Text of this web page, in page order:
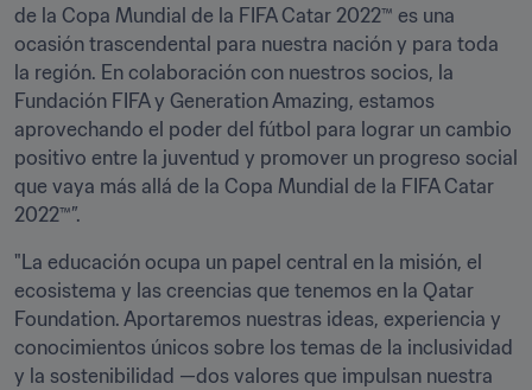
de la Copa Mundial de la FIFA Catar 2022™ es una
ocasión trascendental para nuestra nación y para toda
la región. En colaboración con nuestros socios, la
Fundación FIFA y Generation Amazing, estamos
aprovechando el poder del fútbol para lograr un cambio
positivo entre la juventud y promover un progreso social
que vaya más allá de la Copa Mundial de la FIFA Catar
2022™”.
"La educación ocupa un papel central en la misión, el
ecosistema y las creencias que tenemos en la Qatar
Foundation. Aportaremos nuestras ideas, experiencia y
conocimientos únicos sobre los temas de la inclusividad
y la sostenibilidad —dos valores que impulsan nuestra